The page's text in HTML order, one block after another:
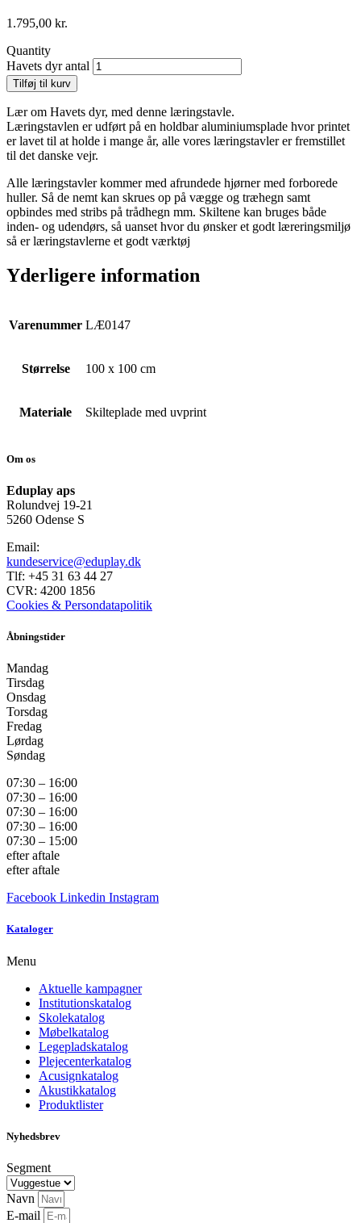
1.795,00 kr.
Quantity
Havets dyr antal
Tilføj til kurv
Lær om Havets dyr, med denne læringstavle.
Læringstavlen er udført på en holdbar aluminiumsplade hvor printet
er lavet til at holde i mange år, alle vores læringstavler er fremstillet
til det danske vejr.
Alle læringstavler kommer med afrundede hjørner med forborede
huller. Så de nemt kan skrues op på vægge og træhegn samt
opbindes med stribs på trådhegn mm. Skiltene kan bruges både
inden- og udendørs, så uanset hvor du ønsker et godt læreringsmiljø
så er læringstavlerne et godt værktøj
Yderligere information
Varenummer LÆ0147
Størrelse 100 x 100 cm
Materiale Skilteplade med uvprint
Om os
Eduplay aps
Rolundvej 19-21
5260 Odense S
Email:
kundeservice@eduplay.dk
Tlf: +45 31 63 44 27
CVR: 4200 1856
Cookies & Persondatapolitik
Åbningstider
Mandag
Tirsdag
Onsdag
Torsdag
Fredag
Lørdag
Søndag
07:30 – 16:00
07:30 – 16:00
07:30 – 16:00
07:30 – 16:00
07:30 – 15:00
efter aftale
efter aftale
Facebook Linkedin Instagram
Kataloger
Menu
Aktuelle kampagner
Institutionskatalog
Skolekatalog
Møbelkatalog
Legepladskatalog
Plejecenterkatalog
Acusignkatalog
Akustikkatalog
Produktlister
Nyhedsbrev
Segment
Navn
E-mail